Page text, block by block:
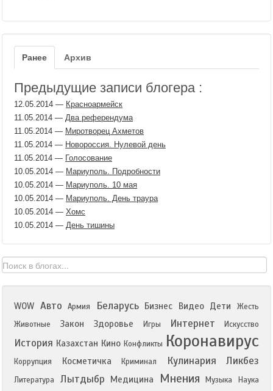
Ранее Архив
Предыдущие записи блогера :
12.05.2014 — Красноармейск
11.05.2014 — Два референдума
11.05.2014 — Миротворец Ахметов
11.05.2014 — Новороссия. Нулевой день
11.05.2014 — Голосование
10.05.2014 — Мариуполь. Подробности
10.05.2014 — Мариуполь. 10 мая
10.05.2014 — Мариуполь. День траура
10.05.2014 — Хомс
10.05.2014 — День тишины
WOW Авто Армия Беларусь Бизнес Видео Дети
Жесть
Животные
Закон Здоровье Игры Интернет Искусство
История Казахстан Кино Конфликты Коронавирус
Коррупция Косметичка Криминал Кулинария Ликбез
Литература Лытдыбр Медицина Мнения Музыка Наука